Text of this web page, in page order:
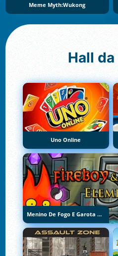
Meme Myth:Wukong
Hall da
Uno Online
Menino De Fogo E Garota De Água 5: Elementos